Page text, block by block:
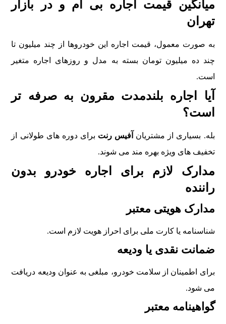
ميانگين قيمت اجاره بی ام و در بازار
تهران
به صورت معمول، قيمت اجاره اين خودروها از چند ميليون تا
چند ده ميليون تومان بسته به مدل و روزهای اجاره متغير
است.
آيا اجاره بلندمدت مقرون به صرفه تر
است؟
بله. بسياری از مشتريان آفیس رنت برای دوره های طولانی از
تخفيف های ويژه بهره مند می شوند.
مدارک لازم برای اجاره خودرو بدون
راننده
مدارک هويتی معتبر
شناسنامه يا کارت ملی برای احراز هويت لازم است.
ضمانت نقدی يا وديعه
برای اطمينان از سلامت خودرو، مبلغی به عنوان وديعه دريافت
می شود.
گواهينامه معتبر